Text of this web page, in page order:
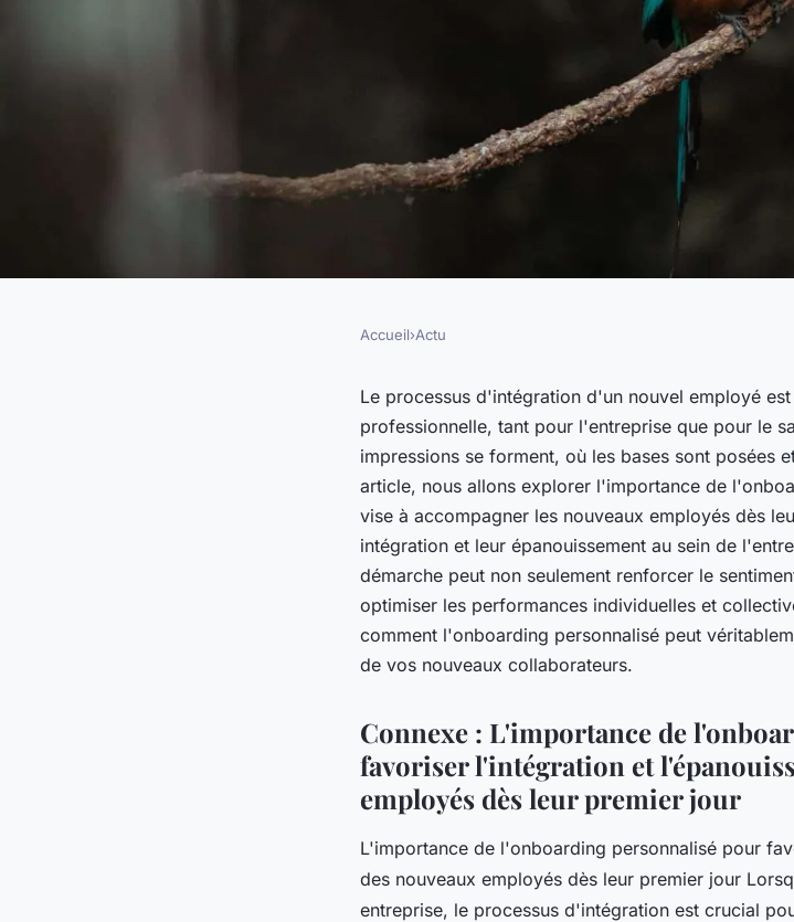
Titre connexe : "Comment
l'onboarding personnalisé aide
nouveaux employés à s'épanouir
Accueil›Actu
Le processus d'intégration d'un nouvel employé
professionnelle, tant pour l'entreprise que pour le
impressions se forment, où les bases sont posées
article, nous allons explorer l'importance de
vise à accompagner les nouveaux employés dès
intégration et leur épanouissement au sein de
démarche peut non seulement renforcer le
optimiser les performances individuelles et
comment l'onboarding personnalisé peut
de vos nouveaux collaborateurs.
Connexe : L'importance de
favoriser l'intégration et
employés dès leur premier jour
L'importance de l'onboarding personnalisé pour
des nouveaux employés dès leur premier jour
entreprise, le processus d'intégration est crucial